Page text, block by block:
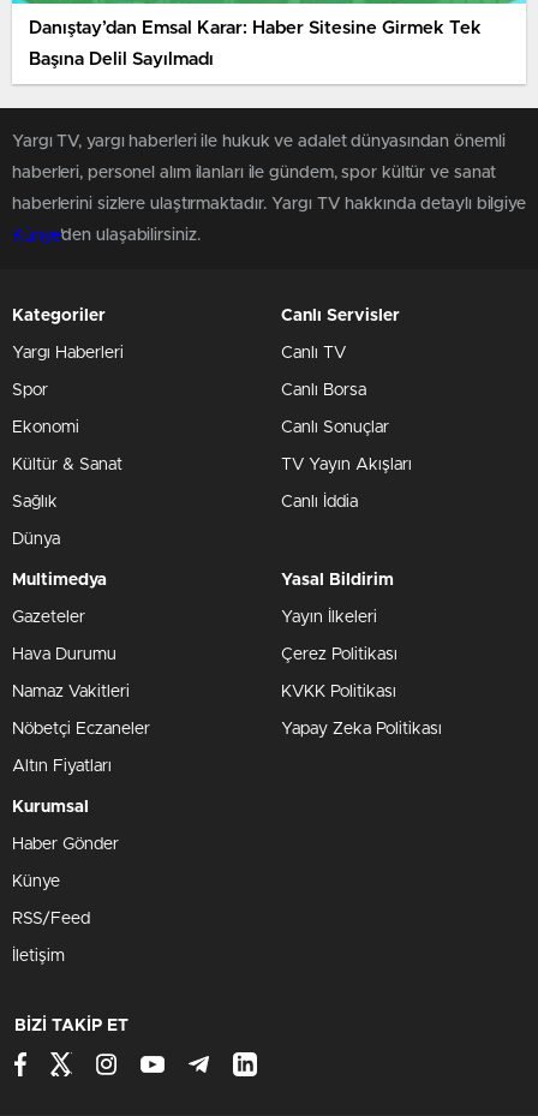
Danıştay’dan Emsal Karar: Haber Sitesine Girmek Tek
Başına Delil Sayılmadı
Yargı TV, yargı haberleri ile hukuk ve adalet dünyasından önemli
haberleri, personel alım ilanları ile gündem, spor kültür ve sanat
haberlerini sizlere ulaştırmaktadır. Yargı TV hakkında detaylı bilgiye
Künye'den ulaşabilirsiniz.
Kategoriler
Yargı Haberleri
Spor
Ekonomi
Kültür & Sanat
Sağlık
Dünya
Canlı Servisler
Canlı TV
Canlı Borsa
Canlı Sonuçlar
TV Yayın Akışları
Canlı İddia
Multimedya
Gazeteler
Hava Durumu
Namaz Vakitleri
Nöbetçi Eczaneler
Altın Fiyatları
Yasal Bildirim
Yayın İlkeleri
Çerez Politikası
KVKK Politikası
Yapay Zeka Politikası
Kurumsal
Haber Gönder
Künye
RSS/Feed
İletişim
BİZİ TAKİP ET